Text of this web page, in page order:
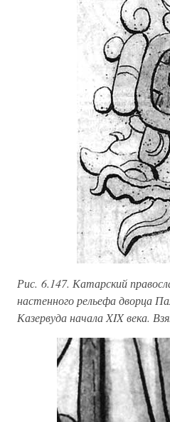
Рис. 6.147. Катарский
настенного рельефа дворца
Казервуда начала XIX века.